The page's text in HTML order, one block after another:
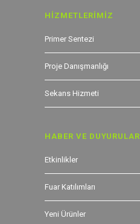
HİZMETLERİMİZ
Primer Sentezi
Proje Danışmanlığı
Sekans Hizmeti
HABER VE DUYURULAR
Etkinlikler
Fuar Katılımları
Yeni Ürünler